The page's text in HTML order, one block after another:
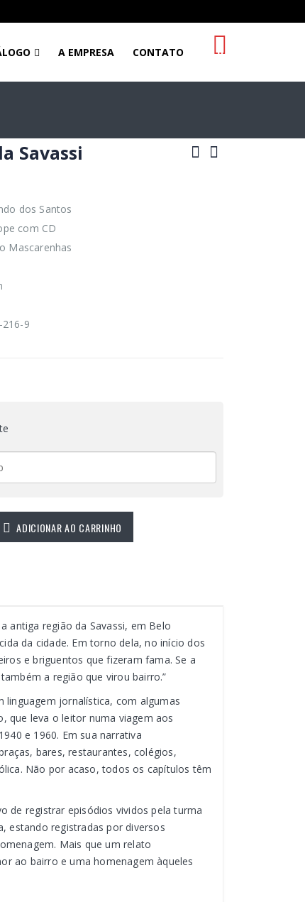
A EMPRESA CONTATO 0
Savassi
dos Santos
com CD
Mascarenhas
9
ADICIONAR AO CARRINHO
antiga região da Savassi, em Belo
da cidade. Em torno dela, no início dos
e briguentos que fizeram fama. Se a
a região que virou bairro.”
linguagem jornalística, com algumas
que leva o leitor numa viagem aos
e 1960. Em sua narrativa
bares, restaurantes, colégios,
Não por acaso, todos os capítulos têm
de registrar episódios vividos pela turma
estando registradas por diversos
Mais que um relato
ao bairro e uma homenagem àqueles